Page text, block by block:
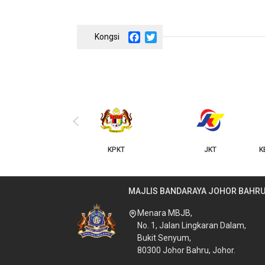
Facebook
Twitter
JKT KERAJAAN NEGERI JOHOR
‹
MAJLIS BANDARAYA JOHOR BAHRU
Menara MBJB,
No. 1, Jalan Lingkaran Dalam,
Bukit Senyum,
80300 Johor Bahru, Johor.